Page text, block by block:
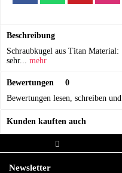
Beschreibung
Schraubkugel aus Titan
sehr... mehr
Bewertungen
0
Bewertungen lesen, schreiben
Kunden kauften auch
Bestellwert
Newsletter